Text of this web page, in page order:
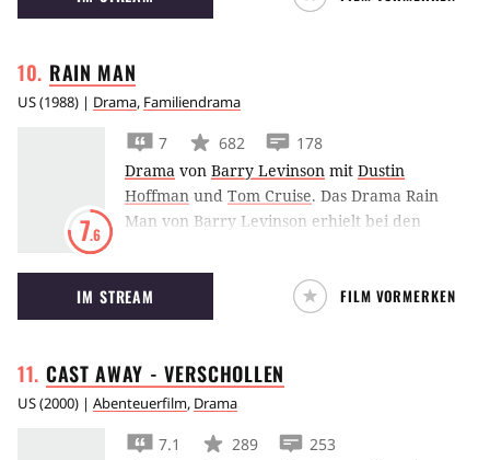
Superwaffen vorgehen.
RAIN MAN
US(1988) | Drama, Familiendrama
7.6
7 682
178
Drama von Barry Levinson mit Dustin
Hoffman und Tom Cruise. Das Drama Rain
Man von Barry Levinson erhielt bei den
anderem mit Dustin Hoffman als bester
Darseller.
IM STREAM FILM VORMERKEN
CAST AWAY -VERSCHOLLEN
US(2000) | Abenteuerfilm, Drama
7.1 289
253